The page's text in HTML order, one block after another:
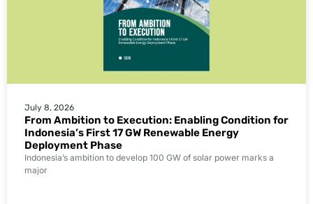
July 8, 2026
From Ambition to Execution: Enabling Condition for
Indonesia’s First 17 GW Renewable Energy
Deployment Phase
Indonesia’s ambition to develop 100 GW of solar power marks a
major